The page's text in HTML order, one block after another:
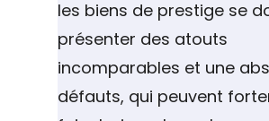
les biens de prestige se
présenter des atouts
incomparables et une
défauts, qui peuvent